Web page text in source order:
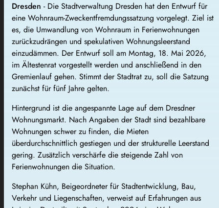
Dresden - Die Stadtverwaltung Dresden hat den Entwurf für
eine Wohnraum-Zweckentfremdungssatzung vorgelegt. Ziel ist
es, die Umwandlung von Wohnraum in Ferienwohnungen
zurückzudrängen und spekulativen Wohnungsleerstand
einzudämmen. Der Entwurf soll am Montag, 18. Mai 2026,
im Ältestenrat vorgestellt werden und anschließend in den
Gremienlauf gehen. Stimmt der Stadtrat zu, soll die Satzung
zunächst für fünf Jahre gelten.
Hintergrund ist die angespannte Lage auf dem Dresdner
Wohnungsmarkt. Nach Angaben der Stadt sind bezahlbare
Wohnungen schwer zu finden, die Mieten
überdurchschnittlich gestiegen und der strukturelle Leerstand
gering. Zusätzlich verschärfe die steigende Zahl von
Ferienwohnungen die Situation.
Stephan Kühn, Beigeordneter für Stadtentwicklung, Bau,
Verkehr und Liegenschaften, verweist auf Erfahrungen aus